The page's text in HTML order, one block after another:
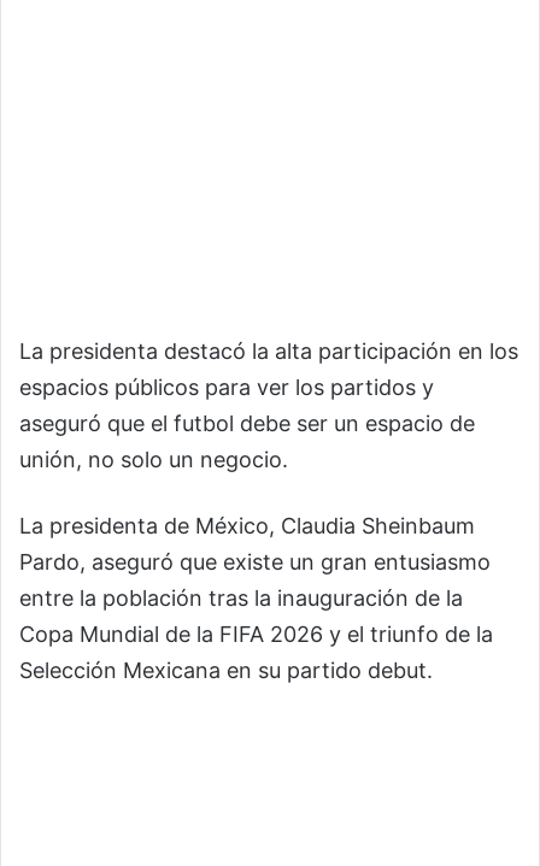
La presidenta destacó la alta participación en los
espacios públicos para ver los partidos y
aseguró que el futbol debe ser un espacio de
unión, no solo un negocio.
La presidenta de México, Claudia Sheinbaum
Pardo, aseguró que existe un gran entusiasmo
entre la población tras la inauguración de la
Copa Mundial de la FIFA 2026 y el triunfo de la
Selección Mexicana en su partido debut.